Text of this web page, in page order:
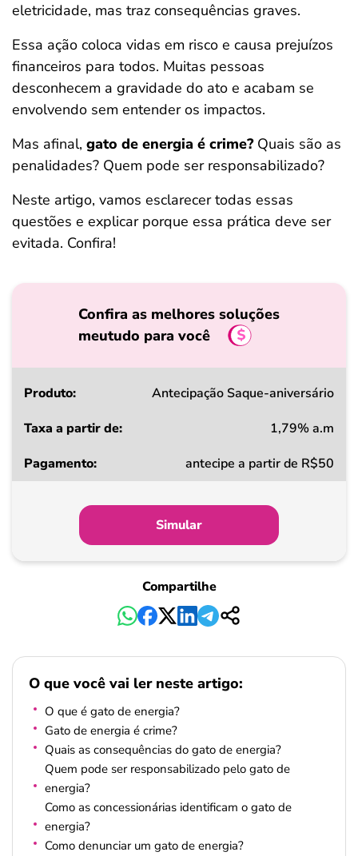
eletricidade, mas traz consequências graves.
Essa ação coloca vidas em risco e causa prejuízos
financeiros para todos. Muitas pessoas
desconhecem a gravidade do ato e acabam se
envolvendo sem entender os impactos.
Mas afinal, gato de energia é crime?Quais são as
penalidades? Quem pode ser responsabilizado?
Neste artigo, vamos esclarecer todas essas
questões e explicar porque essa prática deve ser
evitada. Confira!
Confira as melhores soluções
meutudo para você
Produto
a
Pagamento
Antecipação Saque-aniversário
1,79% a.m
antecipe a partir de R$50
Simular
Compartilhe
O que você vai ler neste artigo:
O que é gato de energia?
Gato de energia é crime?
Quais as consequências do gato de energia?
Quem pode ser responsabilizado pelo gato de
energia?
Como as concessionárias identificam o gato de
energia?
Como denunciar um gato de energia?